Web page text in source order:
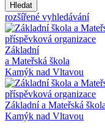
Hledat
rozšířené vyhledávání
Základní
a Mateřská škola
Kamýk nad Vltavou
Základní a Mateřská škola
Kamýk nad Vltavou